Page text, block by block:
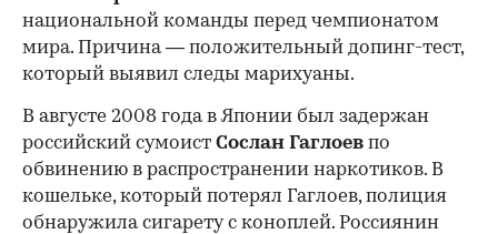
национальной команды перед чемпионатом
мира. Причина — положительный допинг-тест,
который выявил следы марихуаны.
В августе 2008 года в Японии был задержан
российский сумоист Сослан Гаглоев по
обвинению в распространении наркотиков. В
кошельке, который потерял Гаглоев, полиция
обнаружила сигарету с коноплей. Россиянин